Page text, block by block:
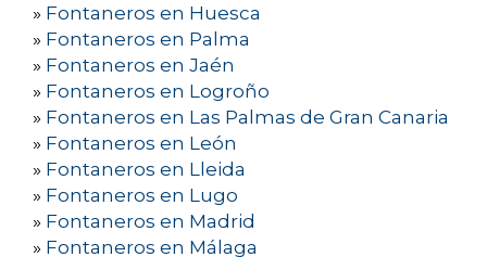
» Fontaneros en Huesca
» Fontaneros en Palma
» Fontaneros en Jaén
» Fontaneros en Logroño
» Fontaneros en Las Palmas de Gran Canaria
» Fontaneros en León
» Fontaneros en Lleida
» Fontaneros en Lugo
» Fontaneros en Madrid
» Fontaneros en Málaga